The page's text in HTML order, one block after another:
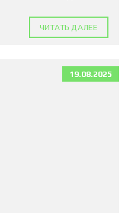
ЧИТАТЬ ДАЛЕЕ
19.08.2025